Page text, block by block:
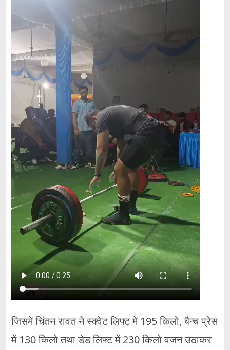
जिसमें चिंतन रावत ने स्क्वेट लिफ्ट में 195 किलो, बैन्च प्रेस
में 130 किलो तथा डेड लिफ्ट में 230 किलो वजन उठाकर